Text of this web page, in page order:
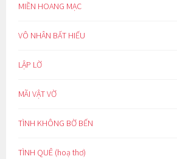
MIỀN HOANG MẠC
VÔ NHÂN BẤT HIẾU
LẬP LỜ
MÃI VẬT VỜ
TÌNH KHÔNG BỜ BẾN
TÌNH QUÊ (hoạ thơ)